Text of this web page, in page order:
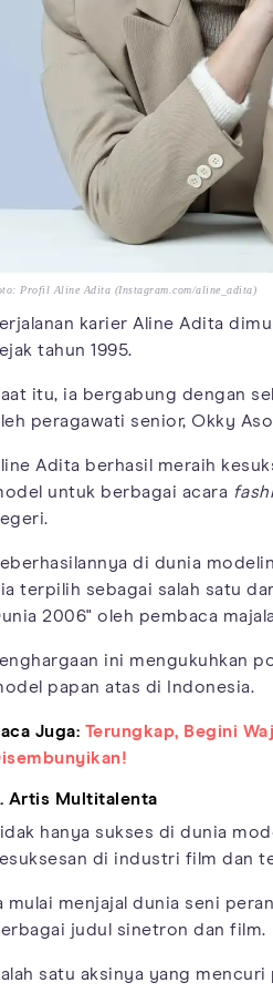
Profil Aline Adita (Instagram.com/aline_adita)
karier Aline Adita
tahun 1995.
itu, ia bergabung dengan
peragawati senior, Okky
Adita berhasil meraih
untuk berbagai acara
di dunia
terpilih sebagai salah satu
2006" oleh pembaca
ini mengukuhkan
papan atas di Indonesia.
Juga: Terungkap, Begini
Artis Multitalenta
hanya sukses di dunia
di industri film dan
mulai menjajal dunia seni
judul sinetron dan film.
satu aksinya yang